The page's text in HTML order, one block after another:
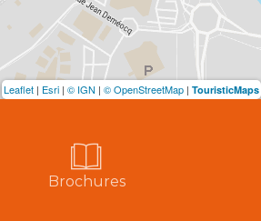
Leaflet | Esri | © IGN | © OpenStreetMap | TouristicMaps
Brochures